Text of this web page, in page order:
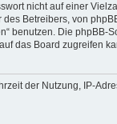
nicht auf einer
Betreibers, von
benutzen. Die phpBB-
das Board zugreifen
der Nutzung, IP-